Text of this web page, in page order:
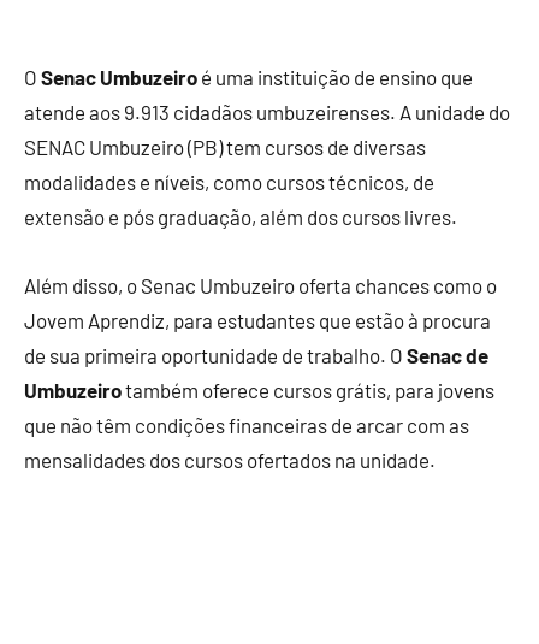
O Senac Umbuzeiro é uma instituição de ensino que
atende aos 9.913 cidadãos umbuzeirenses. A unidade do
SENAC Umbuzeiro (PB) tem cursos de diversas
modalidades e níveis, como cursos técnicos, de
extensão e pós graduação, além dos cursos livres.
Além disso, o Senac Umbuzeiro oferta chances como o
Jovem Aprendiz, para estudantes que estão à procura
de sua primeira oportunidade de trabalho. O Senac de
Umbuzeirotambém oferece cursos grátis, para jovens
que não têm condições financeiras de arcar com as
mensalidades dos cursos ofertados na unidade.